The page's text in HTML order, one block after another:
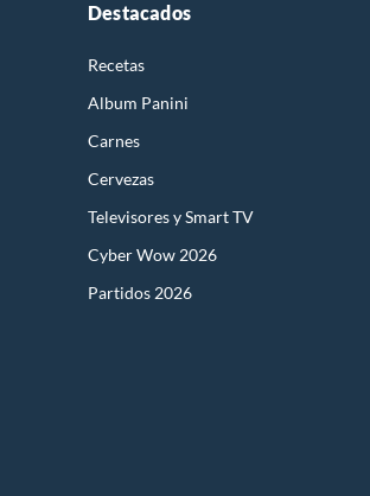
Destacados
Recetas
Album Panini
Carnes
Cervezas
Televisores y Smart TV
Cyber Wow 2026
Partidos 2026